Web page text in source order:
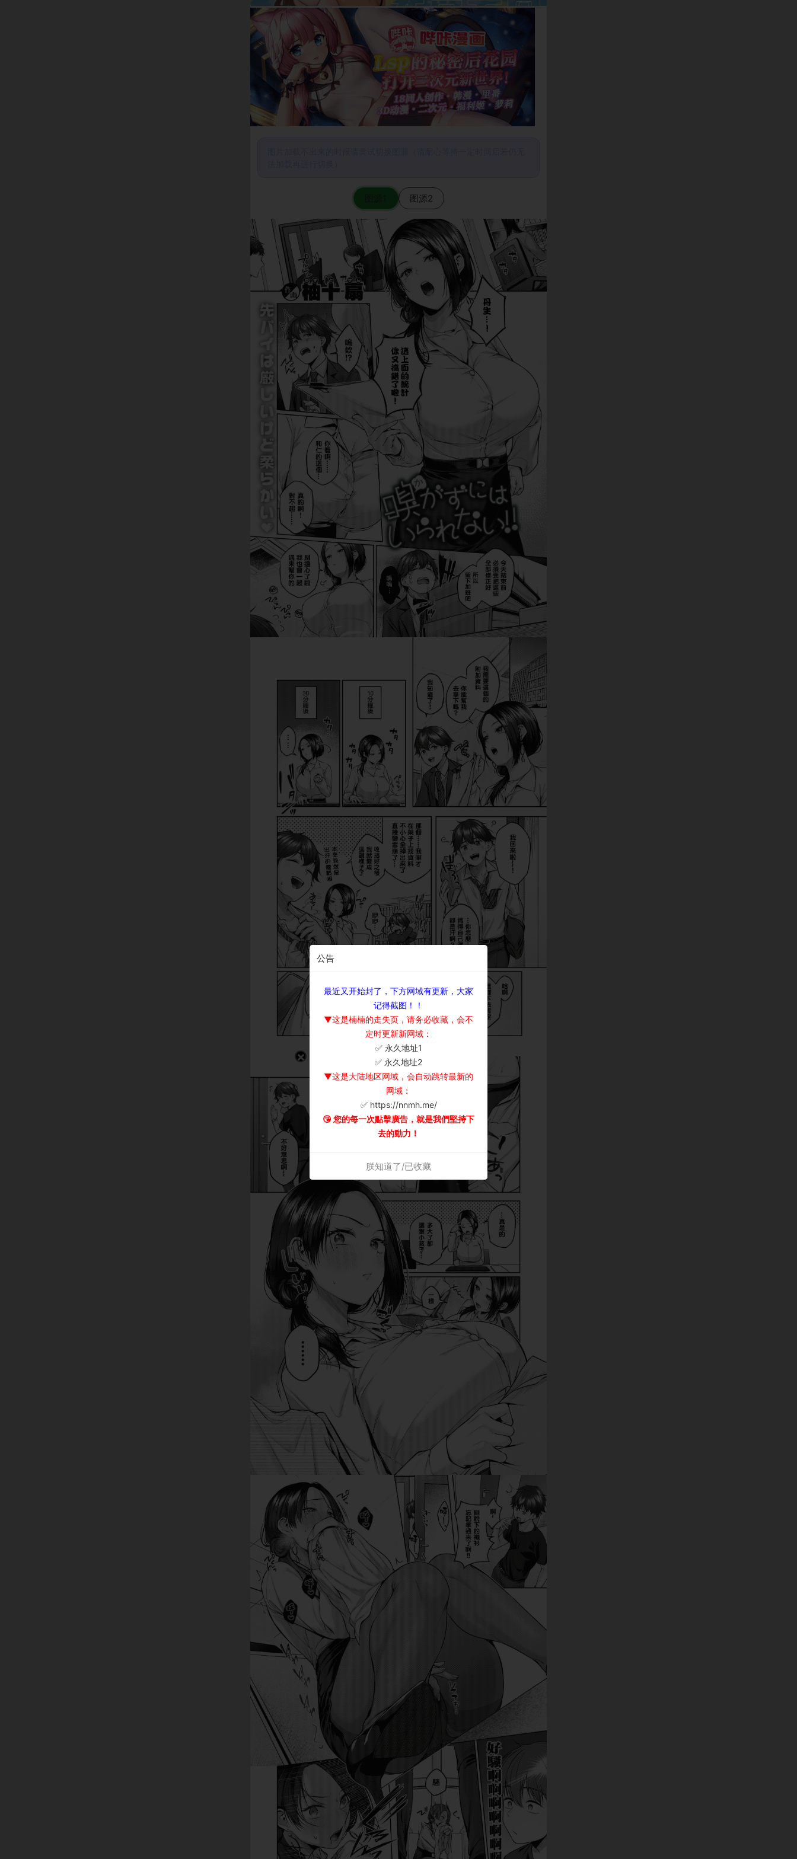
图源2
公告
最近又开始封了，下方网域有更新，大家
记得截图！！
▼这是楠楠的走失页，请务必收藏，会不
定时更新新网域：
✅ 永久地址1
✅ 永久地址2
▼这是大陆地区网域，会自动跳转最新的
网域：
✅ https://nnmh.me/
😘 您的每一次點擊廣告，就是我們堅持下
去的動力！
朕知道了/已收藏
×